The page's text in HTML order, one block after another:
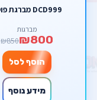
DCD999 מברגת פוטר
מברגות
₪800
₪850
הוסף לסל
מידע נוסף